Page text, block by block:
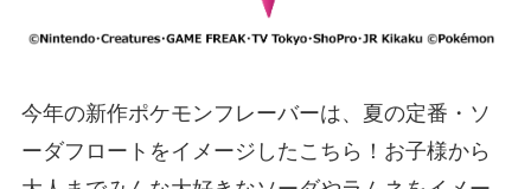
今年の新作ポケモンフレーバーは、夏の定番・ソ
ーダフロートをイメージしたこちら！お子様から